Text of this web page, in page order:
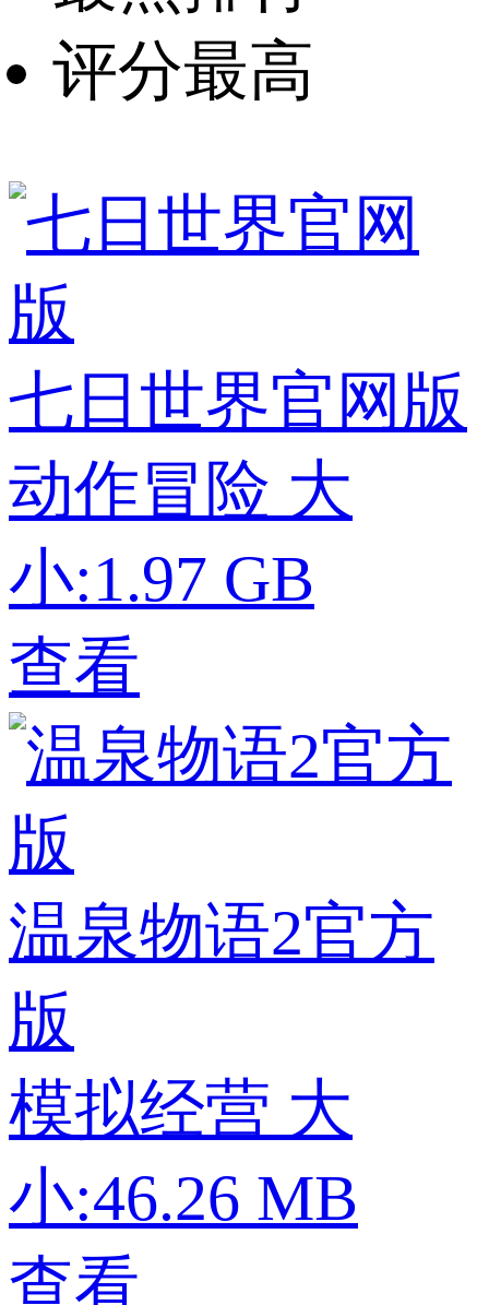
评分最高
七日世界官网版
动作冒险 大
小:1.97 GB
查看
温泉物语2官方
版
模拟经营 大
小:46.26 MB
查看